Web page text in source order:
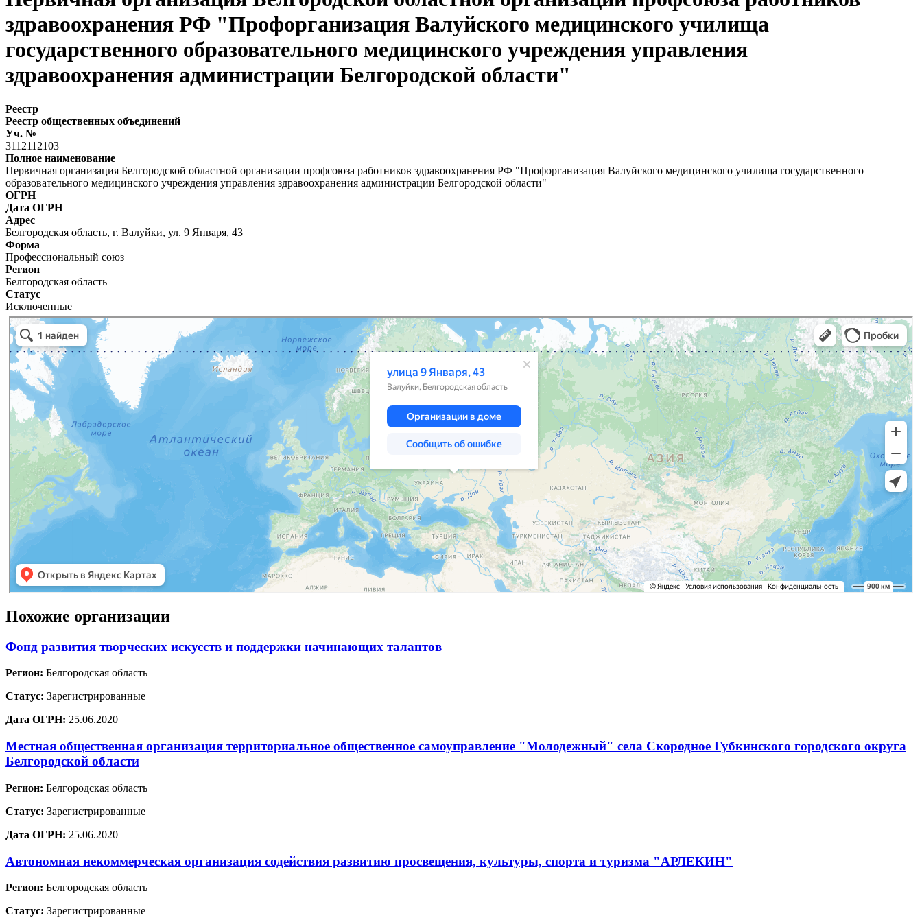
здравоохранения РФ "Профорганизация Валуйского медицинского училища
государственного образовательного медицинского учреждения управления
здравоохранения администрации Белгородской области"
Реестр
Реестр общественных объединений
Уч. №
3112112103
Полное наименование
Первичная организация Белгородской областной организации профсоюза работников здравоохранения РФ "Профорганизация Валуйского медицинского училища государственного
образовательного медицинского учреждения управления здравоохранения администрации Белгородской области"
ОГРН
Дата ОГРН
Адрес
Белгородская область, г. Валуйки, ул. 9 Января, 43
Форма
Профессиональный союз
Регион
Белгородская область
Статус
Исключенные
Похожие организации
Фонд развития творческих искусств и поддержки начинающих талантов
Регион: Белгородская область
Статус: Зарегистрированные
Дата ОГРН: 25.06.2020
Местная общественная организация территориальное общественное самоуправление "Молодежный" села Скородное Губкинского городского округа
Белгородской области
Регион: Белгородская область
Статус: Зарегистрированные
Дата ОГРН: 25.06.2020
Автономная некоммерческая организация содействия развитию просвещения, культуры, спорта и туризма "АРЛЕКИН"
Регион: Белгородская область
Статус: Зарегистрированные